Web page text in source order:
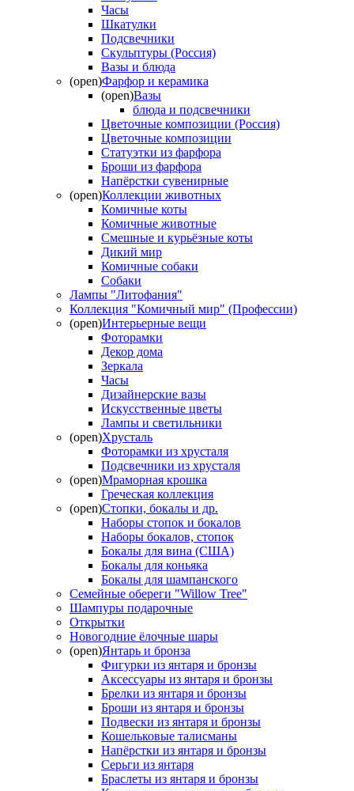
Часы
Шкатулки
Подсвечники
Скульптуры (Россия)
Вазы и блюда
(open)Фарфор и керамика
(open)Вазы
блюда и подсвечники
Цветочные композиции (Россия)
Цветочные композиции
Статуэтки из фарфора
Броши из фарфора
Напёрстки сувенирные
(open)Коллекции животных
Комичные коты
Комичные животные
Смешные и курьёзные коты
Дикий мир
Комичные собаки
Собаки
Лампы "Литофания"
Коллекция "Комичный мир" (Профессии)
(open)Интерьерные вещи
Фоторамки
Декор дома
Зеркала
Часы
Дизайнерские вазы
Искусственные цветы
Лампы и светильники
(open)Хрусталь
Фоторамки из хрусталя
Подсвечники из хрусталя
(open)Мраморная крошка
Греческая коллекция
(open)Стопки, бокалы и др.
Наборы стопок и бокалов
Наборы бокалов, стопок
Бокалы для вина (США)
Бокалы для коньяка
Бокалы для шампанского
Семейные обереги "Willow Tree"
Шампуры подарочные
Открытки
Новогодние ёлочные шары
(open)Янтарь и бронза
Фигурки из янтаря и бронзы
Аксессуары из янтаря и бронзы
Брелки из янтаря и бронзы
Броши из янтаря и бронзы
Подвески из янтаря и бронзы
Кошельковые талисманы
Напёрстки из янтаря и бронзы
Серьги из янтаря
Браслеты из янтаря и бронзы